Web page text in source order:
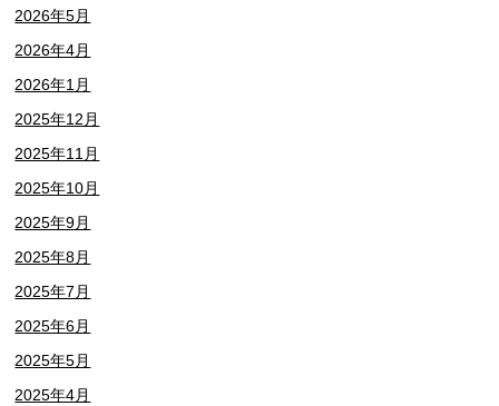
2026年5月
2026年4月
2026年1月
2025年12月
2025年11月
2025年10月
2025年9月
2025年8月
2025年7月
2025年6月
2025年5月
2025年4月